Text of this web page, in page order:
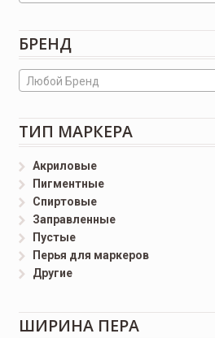
БРЕНД
Любой Бренд
ТИП МАРКЕРА
Акриловые
Пигментные
Спиртовые
Заправленные
Пустые
Перья для маркеров
Другие
ШИРИНА ПЕРА